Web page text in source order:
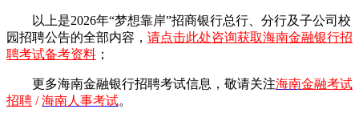
以上是2026年“梦想靠岸”招商银行总行、分行及子公司校
园招聘公告的全部内容， 请点击此处咨询获取海南金融银行招
聘考试备考资料 ；
更多海南金融银行招聘考试信息，敬请关注海南金融考试
招聘 /海南人事考试。